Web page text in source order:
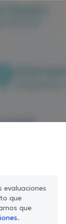
evaluaciones
que
que